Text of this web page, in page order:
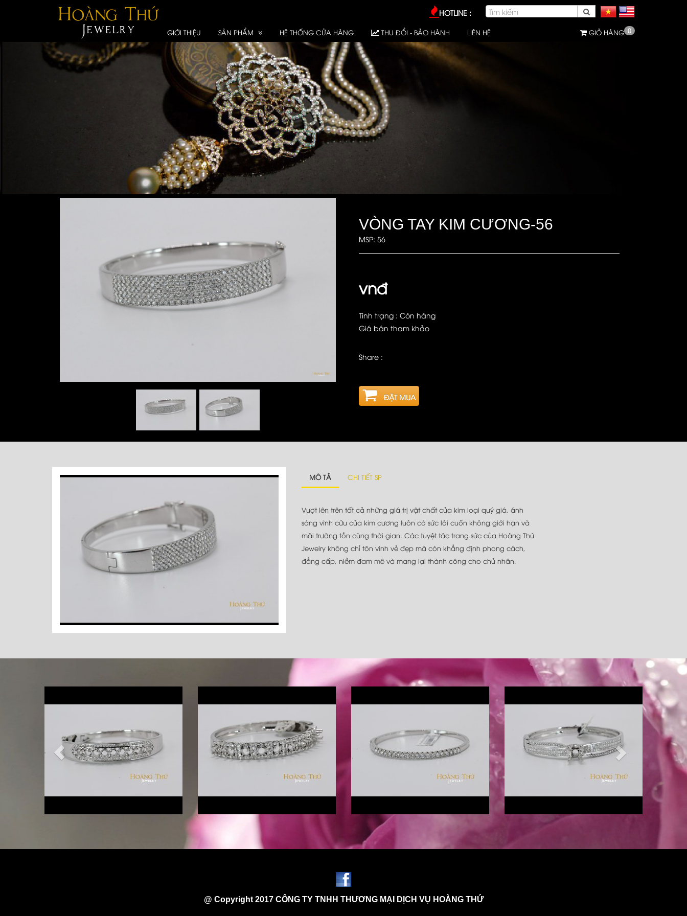
HOTLINE :
GIỚI THIỆU SẢN PHẨM HỆ THỐNG CỬA HÀNG THU ĐỔI - BẢO HÀNH LIÊN HỆ GIỎ HÀNG 0
VÒNG TAY KIM CƯƠNG-56
MSP: 56
vnđ
Tình trạng : Còn hàng
Giá bán tham khảo
Share :
ĐẶT MUA
MÔ TẢ CHI TIẾT SP
Vượt lên trên tất cả những giá trị vật chất của kim loại quý giá, ánh
sáng vĩnh cửu của kim cương luôn có sức lôi cuốn không giới hạn và
mãi trường tồn cùng thời gian. Các tuyệt tác trang sức của Hoàng Thứ
Jewelry không chỉ tôn vinh vẻ đẹp mà còn khẳng định phong cách,
đẳng cấp, niềm đam mê và mang lại thành công cho chủ nhân.
@ Copyright 2017 CÔNG TY TNHH THƯƠNG MẠI DỊCH VỤ HOÀNG THỨ